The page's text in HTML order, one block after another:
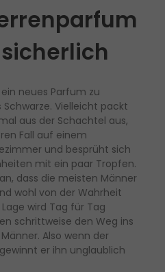
neues Parfum zu
Schwarze. Vielleicht packt
aus der Schachtel aus,
Fall auf einem
und besprüht sich
mit ein paar Tropfen.
dass die meisten Männer
wohl von der Wahrheit
wird Tag für Tag
schrittweise den Weg ins
Also wenn der
er ihn unglaublich